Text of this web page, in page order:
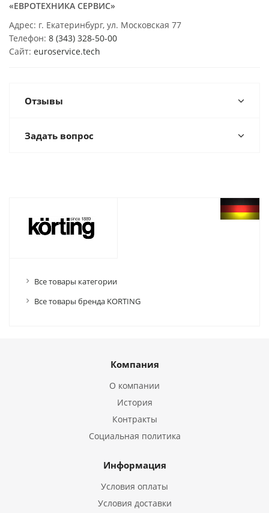
«ЕВРОТЕХНИКА СЕРВИС»
Адрес: г. Екатеринбург, ул. Московская 77
Телефон: 8 (343) 328-50-00
Сайт: euroservice.tech
Отзывы
Задать вопрос
Все товары категории
Все товары бренда KORTING
Компания
О компании
История
Контракты
Социальная политика
Информация
Условия оплаты
Условия доставки